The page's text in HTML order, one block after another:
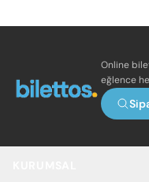
Online
eğlence